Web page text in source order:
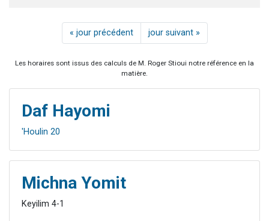
« jour précédent jour suivant »
Les horaires sont issus des calculs de M. Roger Stioui notre référence en la
matière.
Daf Hayomi
'Houlin 20
Michna Yomit
Keyilim 4-1